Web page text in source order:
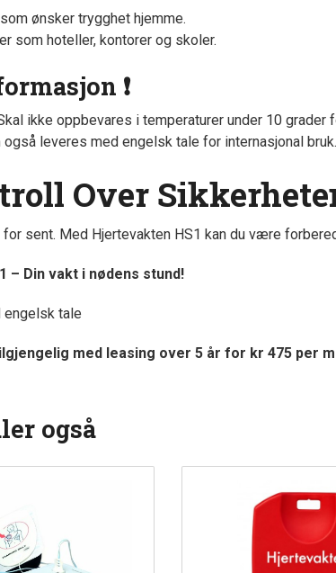
ønsker trygghet hjemme.
som hoteller, kontorer og skoler.
❗
ikke oppbevares i temperaturer under 10 grader
også leveres med engelsk tale for internasjonal bruk.
Over
for sent. Med Hjertevakten HS1 kan du være
– Din vakt i nødens stund!
engelsk tale
med leasing over 5 år for kr 475 per
også